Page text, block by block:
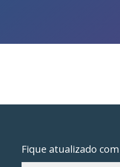
Fique atualizado